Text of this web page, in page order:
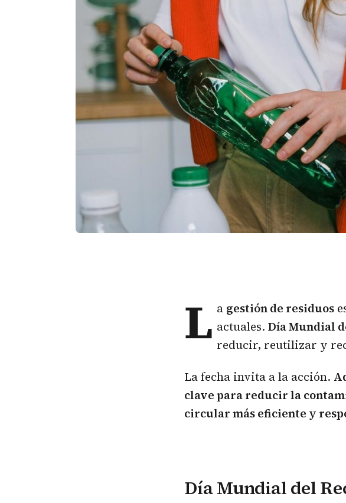
L a gestión de residuos
actuales.Día Mundial
reducir, reutilizar y
La fecha invita a la acción.
clave para reducir la
circular más eficiente y
Día Mundial del